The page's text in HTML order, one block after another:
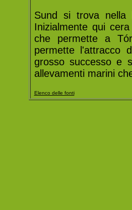
Sund si trova nella
Inizialmente qui
che permette a
permette l'attracco
grosso successo e
allevamenti marini
Elenco delle fonti